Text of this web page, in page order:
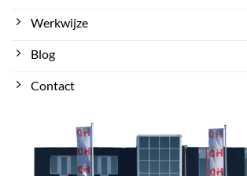
Werkwijze
Blog
Contact